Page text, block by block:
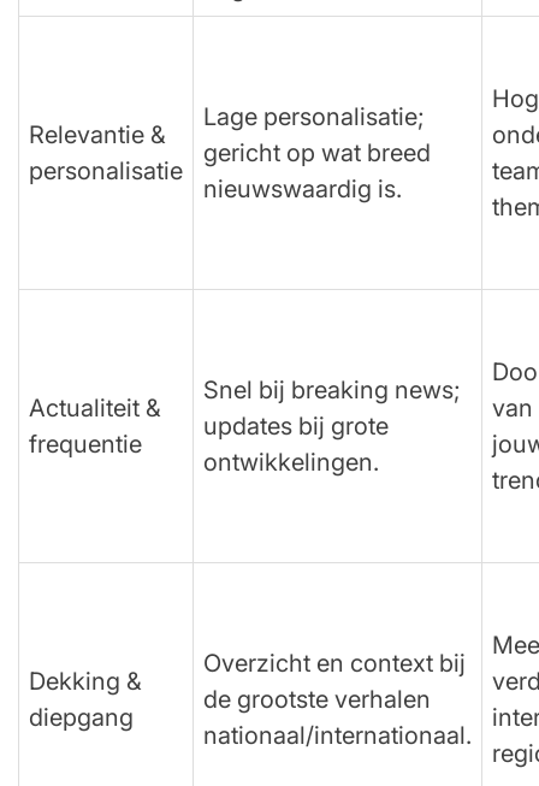
Relevantie &
personalisatie
Lage personalisatie;
gericht op wat breed
nieuwswaardig is.
Actualiteit &
frequentie
Snel bij breaking news;
updates bij grote
ontwikkelingen.
van
Dekking &
diepgang
Overzicht en context bij
de grootste verhalen
nationaal/internationaal.